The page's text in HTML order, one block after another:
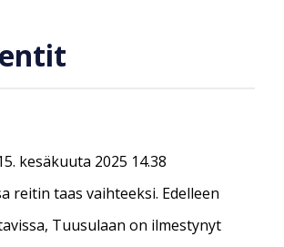
kesäkuuta 2025 14.38
reitin taas vaihteeksi. Edelleen
Tuusulaan on ilmestynyt